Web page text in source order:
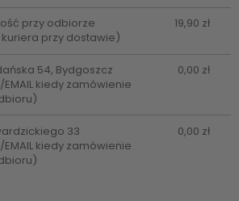
przy odbiorze
kuriera przy dostawie)
19,90 zł
54, Bydgoszcz
kiedy zamówienie
0,00 zł
33
kiedy zamówienie
0,00 zł